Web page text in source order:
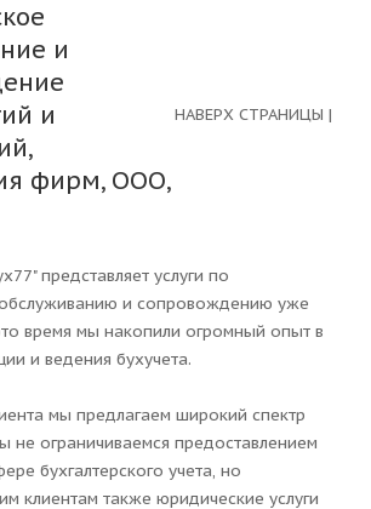
и
и
фирм, ООО,
НАВЕРХ СТРАНИЦЫ |
представляет услуги по
обслуживанию и сопровождению уже
время мы накопили огромный опыт в
и ведения бухучета.
мы предлагаем широкий спектр
не ограничиваемся предоставлением
бухгалтерского учета, но
клиентам также юридические услуги